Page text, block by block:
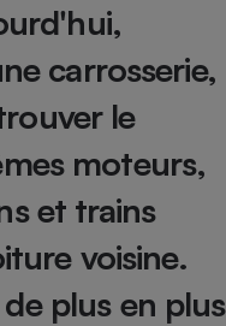
carrosserie,
le
moteurs,
et trains
voisine.
plus en plus